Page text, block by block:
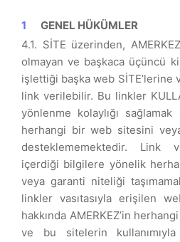
GENEL HÜKÜMLER
4.1. SİTE üzerinden,
olmayan ve başkaca üçüncü
işlettiği başka web SİTE’lerine
link verilebilir. Bu linkler
yönlenme kolaylığı
herhangi bir web sitesini
desteklememektedir. Link
içerdiği bilgilere yönelik
veya garanti niteliği
linkler vasıtasıyla erişilen
hakkında AMERKEZ’in
ve bu sitelerin